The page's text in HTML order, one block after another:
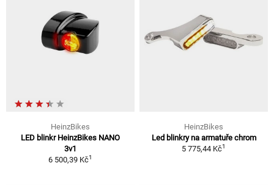
HeinzBikes
LED blinkr HeinzBikes NANO
3v1
6 500,39 Kč1
HeinzBikes
Led blinkry na armatuře chrom
5 775,44 Kč1